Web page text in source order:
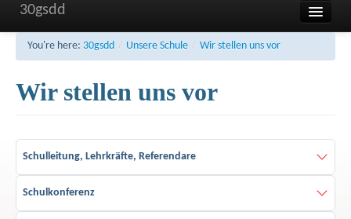
30gsdd
Aktuelles und Termine
FAQ
Kontakt
You're here: 30gsdd / Unsere Schule / Wir stellen uns vor
Wir stellen uns vor
Schulleitung, Lehrkräfte, Referendare
Schulkonferenz